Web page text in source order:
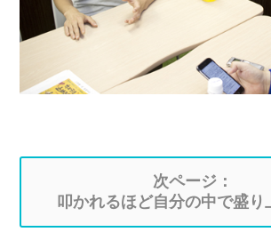
次ページ：
叩かれるほど自分の中で盛り